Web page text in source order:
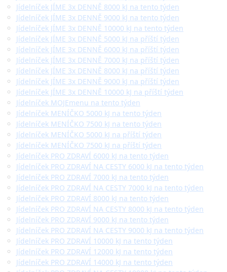
Jídelníček JÍME 3x DENNĚ 8000 kJ na tento týden
Jídelníček JÍME 3x DENNĚ 9000 kJ na tento týden
Jídelníček JÍME 3x DENNĚ 10000 kJ na tento týden
Jídelníček JÍME 3x DENNĚ 5000 kJ na příští týden
Jídelníček JÍME 3x DENNĚ 6000 kJ na příští týden
Jídelníček JÍME 3x DENNĚ 7000 kJ na příští týden
Jídelníček JÍME 3x DENNĚ 8000 kJ na příští týden
Jídelníček JÍME 3x DENNĚ 9000 kJ na příští týden
Jídelníček JÍME 3x DENNĚ 10000 kJ na příští týden
Jídelníček MOJEmenu na tento týden
Jídelníček MENÍČKO 5000 kJ na tento týden
Jídelníček MENÍČKO 7500 kJ na tento týden
Jídelníček MENÍČKO 5000 kJ na příští týden
Jídelníček MENÍČKO 7500 kJ na příští týden
Jídelníček PRO ZDRAVÍ 6000 kJ na tento týden
Jídelníček PRO ZDRAVÍ NA CESTY 6000 kJ na tento týden
Jídelníček PRO ZDRAVÍ 7000 kJ na tento týden
Jídelníček PRO ZDRAVÍ NA CESTY 7000 kJ na tento týden
Jídelníček PRO ZDRAVÍ 8000 kJ na tento týden
Jídelníček PRO ZDRAVÍ NA CESTY 8000 kJ na tento týden
Jídelníček PRO ZDRAVÍ 9000 kJ na tento týden
Jídelníček PRO ZDRAVÍ NA CESTY 9000 kJ na tento týden
Jídelníček PRO ZDRAVÍ 10000 kJ na tento týden
Jídelníček PRO ZDRAVÍ 12000 kJ na tento týden
Jídelníček PRO ZDRAVÍ 14000 kJ na tento týden